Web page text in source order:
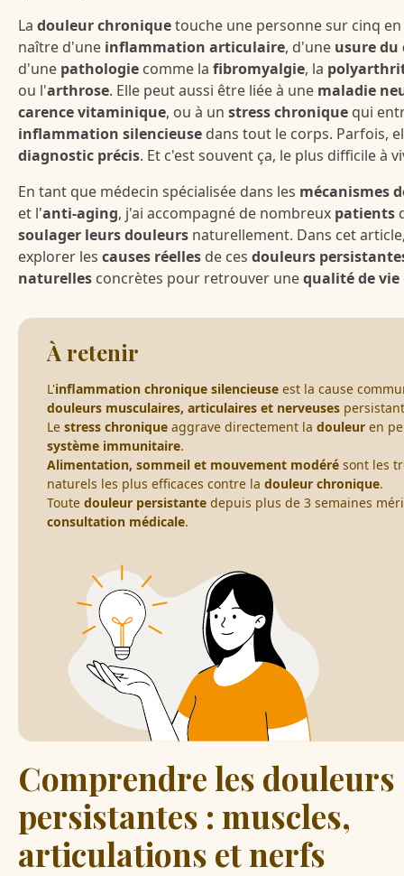
La douleur chroniquetouche une personne sur cinq
naître d'une inflammation articulaire, d'une usure
d'une pathologie comme la fibromyalgie, la
ou l'arthrose. Elle peut aussi être liée à une maladie
carence vitaminique, ou à un stress chronique qui
inflammation silencieuse dans tout le corps. Parfois,
diagnostic précis. Et c'est souvent ça, le plus difficile à
En tant que médecin spécialisée dans les mécanismes
et l'anti-aging, j'ai accompagné de nombreux patients
soulager leurs douleurs naturellement. Dans cet
explorer les causes réelles de ces douleurs
naturelles concrètes pour retrouver unequalité de vie
À retenir
L'inflammation chronique silencieuse est la cause
douleurs musculaires, articulaires et nerveuses
Le stress chronique aggrave directement la douleur en
système immunitaire.
Alimentation, sommeil et mouvement modéré sont les
naturels les plus efficaces contre la douleur chronique.
Toute douleur persistante depuis plus de 3 semaines
consultation médicale.
Comprendre les douleurs
persistantes : muscles,
articulations et nerfs